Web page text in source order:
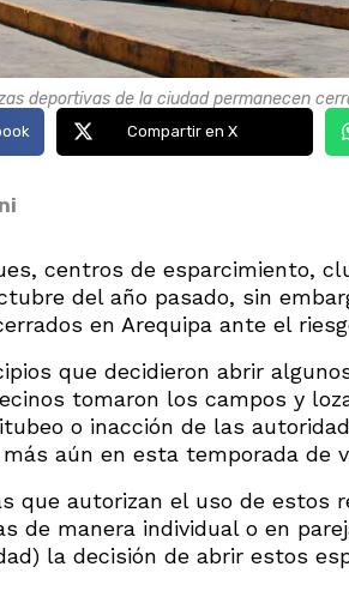
deportivas de la ciudad permanecen
Compartir en X
centros de esparcimiento,
del año pasado, sin
en Arequipa ante el
que decidieron abrir
tomaron los campos y
o inacción de las
aún en esta temporada de
que autorizan el uso de estos
de manera individual o en
la decisión de abrir estos